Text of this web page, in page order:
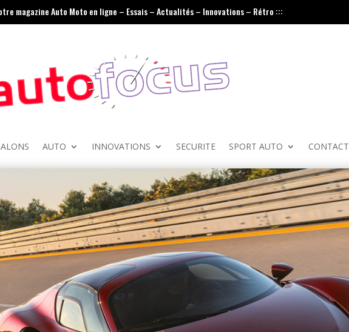
magazine Auto Moto en ligne – Essais – Actualités – Innovations – Rétro :::
AUTO INNOVATIONS SECURITE SPORT AUTO CONTACT